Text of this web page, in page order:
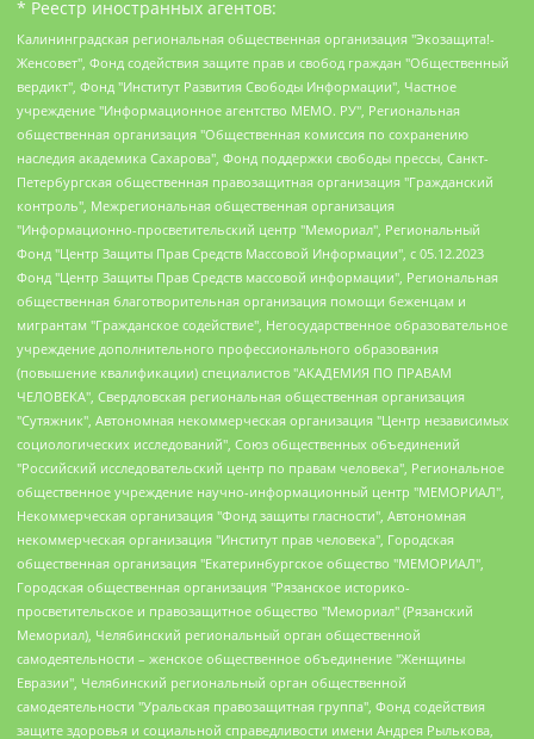
* Реестр иностранных агентов:
Калининградская региональная общественная организация "Экозащита!-Женсовет", Фонд содействия защите прав и свобод граждан "Общественный вердикт", Фонд "Институт Развития Свободы Информации", Частное учреждение "Информационное агентство МЕМО. РУ", Региональная общественная организация "Общественная комиссия по сохранению наследия академика Сахарова", Фонд поддержки свободы прессы, Санкт-Петербургская общественная правозащитная организация "Гражданский контроль", Межрегиональная общественная организация "Информационно-просветительский центр "Мемориал", Региональный Фонд "Центр Защиты Прав Средств Массовой Информации", с 05.12.2023 Фонд "Центр Защиты Прав Средств массовой информации", Региональная общественная благотворительная организация помощи беженцам и мигрантам "Гражданское содействие", Негосударственное образовательное учреждение дополнительного профессионального образования (повышение квалификации) специалистов "АКАДЕМИЯ ПО ПРАВАМ ЧЕЛОВЕКА", Свердловская региональная общественная организация "Сутяжник", Автономная некоммерческая организация "Центр независимых социологических исследований", Союз общественных объединений "Российский исследовательский центр по правам человека", Региональное общественное учреждение научно-информационный центр "МЕМОРИАЛ", Некоммерческая организация "Фонд защиты гласности", Автономная некоммерческая организация "Институт прав человека", Городская общественная организация "Екатеринбургское общество "МЕМОРИАЛ", Городская общественная организация "Рязанское историко-просветительское и правозащитное общество "Мемориал" (Рязанский Мемориал), Челябинский региональный орган общественной самодеятельности – женское общественное объединение "Женщины Евразии", Челябинский региональный орган общественной самодеятельности "Уральская правозащитная группа", Фонд содействия защите здоровья и социальной справедливости имени Андрея Рылькова, Автономная Некоммерческая Организация "Аналитический Центр Юрия Левады", Автономная некоммерческая организация социальной поддержки населения "Проект Апрель", Региональная общественная организация помощи женщинам и детям, находящимся в кризисной ситуации "Информационно-методический центр "Анна", Фонд содействия развитию массовых коммуникаций и правовому просвещению "Так-так-Так", Фонд содействия устойчивому развитию "Серебряная тайга", Свердловский региональный общественный фонд социальных проектов "Новое время", "Idel.Реалии", Кавказ.Реалии, Крым.Реалии, Телеканал Настоящее Время, Татаро-башкирская служба Радио Свобода (Azatliq Radiosi), Радио Свободная Европа/Радио Свобода (PCE/PC), "Сибирь.Реалии", "Фактограф", Благотворительный фонд помощи осужденным и их семьям, Автономная некоммерческая организация "Институт глобализации и социальных движений", Фонд "В защиту прав заключенных", Частное учреждение "Центр поддержки и содействия развитию средств массовой информации", Пензенский региональный общественный благотворительный фонд "Гражданский союз", "Север.Реалии", Некоммерческая организация Фонд "Правовая инициатива", Общество с ограниченной ответственностью "Радио Свободная Европа/Радио Свобода", Чешское информационное агентство "MEDIUM-ORIENT", Красноярская региональная общественная организация "Мы против СПИДа", Камалягин Денис Николаевич, Маркелов Сергей Евгеньевич, Пономарев Лев Александрович, Савицкая Людмила Алексеевна, Автономная некоммерческая организация "Центр по работе с проблемой насилия "НАСИЛИЮ.НЕТ", Межрегиональный профессиональный союз работников здравоохранения "Альянс врачей", Юридическое лицо, зарегистрированное в Латвийской Республике, SIA "Medusa Project" (регистрационный номер 40103797863, дата регистрации 10.06.2014), Некоммерческая организация "Фонд по борьбе с коррупцией", Автономная некоммерческая организация "Институт права и публичной политики", Баданин Роман Сергеевич, Гликин Максим Александрович, Железнова Мария Михайловна, Лукьянова Юлия Сергеевна, Маетная Елизавета Витальевна, Маняхин Петр Борисович, Чуракова Ольга Владимировна, Ярош Юлия Петровна, Юридическое лицо "The Insider SIA", зарегистрированное в Риге, Латвийская Республика (дата регистрации 26.06.2015), являющееся администратором доменного имени интернет-издания "The Insider SIA", https://theins.ru, Постернак Алексей Евгеньевич, Рубин Михаил Аркадьевич, Анин Роман Александрович, Юридическое лицо Istories fonds, зарегистрированное в Латвийской Республике (регистрационный номер 50008295751, дата регистрации 24.02.2020), Великовский Дмитрий Александрович, Долинина Ирина Николаевна, Мароховская Алеся Алексеевна, Шлейнов Роман Юрьевич, Шмагун Олеся Валентиновна, Общество с ограниченной ответственностью "Альтаир 2021", Общество с ограниченной ответственностью "Вега 2021", Общество с ограниченной ответственностью "Главный редактор 2021", Общество с ограниченной ответственностью "Ромашки монолит", Важенков Артем Валерьевич, Ивановская областная общественная организация "Центр гендерных исследований", Гурман Юрий Альбертович, Медиапроект "ОВД-Инфо", Егоров Владимир Владимирович, Жилинский Владимир Александрович, Общество с ограниченной ответственностью "ЗП", Иванова София Юрьевна, Карезина Инна Павловна, Кильтау Екатерина Викторовна, Петров Алексей Викторович, Пискунов Сергей Евгеньевич, Смирнов Сергей Сергеевич, Тихонов Михаил Сергеевич, Общество с ограниченной ответственностью "ЖУРНАЛИСТ-ИНОСТРАННЫЙ АГЕНТ", Арапова Галина Юрьевна, Вольтская Татьяна Анатольевна, Американская компания "Mason G.E.S. Anonymous Foundation" (США), являющаяся владельцем интернет-издания https://mnews.world/, Компания "Stichting Bellingcat", зарегистрированная в Нидерландах (дата регистрации 11.07.2018), Захаров Андрей Вячеславович, Клепиковская Екатерина Дмитриевна, Общество с ограниченной ответственностью "МЕМО", Перл Роман Александрович, Симонов Евгений Алексеевич, Соловьева Елена Анатольевна, Сотников Даниил Владимирович, Сурначева Елизавета Дмитриевна, Автономная некоммерческая организация по защите прав человека и информированию населения "Якутия – Наше Мнение", Общество с ограниченной ответственностью "Москоу диджитал медиа", с 26.01.2023 Общество с ограниченной ответственностью "Чайка Белые сады", Ветошкина Валерия Валерьевна, Заговора Максим Александрович, Межрегиональное общественное движение "Российская ЛГБТ - сеть", Оленичев Максим Владимирович, Павлов Иван Юрьевич, Скворцова Елена Сергеевна, Общество с ограниченной ответственностью "Как бы инагент", Кочетков Игорь Викторович, Общество с ограниченной ответственностью "Честные выборы", Еланчик Олег Александрович, Общество с ограниченной ответственностью "Нобелевский призыв", Гималова Регина Эмилевна, Григорьев Андрей Валерьевич, Григорьева Алина Александровна, Ассоциация по содействию защите прав призывников, альтернативнослужащих и военнослужащих "Правозащитная группа "Гражданин.Армия.Право", Хисамова Регина Фаритовна, Автономная некоммерческая организация по реализации социально-правовых программ "Лилит", Дальневосточное общественное движение "Маяк", Санкт-Петербургская ЛГБТ-инициативная группа "Выход", Инициативная группа ЛГБТ+ "Реверс", Алексеев Андрей Викторович, Бекбулатова Таисия Львовна, Беляев Иван Михайлович, Владыкина Елена Сергеевна, Гельман Марат Александрович, Никульшина Вероника Юрьевна, Толоконникова Надежда Андреевна, Шендерович Виктор Анатольевич, Общество с ограниченной ответственностью "Данное сообщение", Общество с ограниченной ответственностью Издательский дом "Новая глава", Айнбиндер Александра Александровна, Московский комьюнити-центр для ЛГБТ+инициатив, Благотворительный фонд развития филантропии, Deutsche Welle (Германия, Kurt-Schumacher-Strasse 3, 53113 Bonn), Борзунова Мария Михайловна, Воробьев Виктор Викторович, Голубева Анна Львовна, Константинова Алла Михайловна, Малкова Ирина Владимировна, Мурадов Мурад Абдулгалимович, Осетинская Елизавета Николаевна, Понасенков Евгений Николаевич, Ганапольский Матвей Юрьевич, Киселев Евгений Алексеевич, Борухович Ирина Григорьевна, Дремин Иван Тимофеевич, Дубровский Дмитрий Викторович, Красноярская региональная общественная организация поддержки и развития альтернативных образовательных технологий и межкультурных коммуникаций "ИНТЕРРА", Маяковская Екатерина Алексеевна, Фейгин Марк Захарович, Филимонов Андрей Викторович, Дзугкоева Регина Николаевна, Доброхотов Роман Александрович, Дудь Юрий Александрович, Елкин Сергей Владимирович, Кругликов Кирилл Игоревич, Сабунаева Мария Леонидовна, Семенов Алексей Владимирович, Шаинян Карен Багратович, Шульман Екатерина Михайловна, Асафьев Артур Валерьевич, Вахштайн Виктор Семенович, Венедиктов Алексей Алексеевич, Лушникова Екатерина Евгеньевна, Волков Леонид Михайлович, Невзоров Александр Глебович, Пархоменко Сергей Борисович, Сироткин Ярослав Николаевич, Кара-Мурза Владимир Владимирович, Баранова Наталья Владимировна, Гозман Леонид Яковлевич, Кагарлицкий Борис Юльевич, Климарев Михаил Валерьевич, Милов Владимир Станиславович, Автономная некоммерческая организация Краснодарский центр современного искусства "Типография", Моргенштерн Алишер Тагирович, Соболь Любовь Эдуардовна, Общество с ограниченной ответственностью "ЛИЗА НОРМ", Каспаров Гарри Кимович, Ходорковский Михаил Борисович, Общество с ограниченной ответственностью "Апрельские тезисы", Данилович Ирина Брониславовна, Кашин Олег Владимирович, Петров Николай Владимирович, Пивоваров Алексей Владимирович, Соколов Михаил Владимирович, Цветкова Юлия Владимировна, Чичваркин Евгений Александрович, Комитет против пыток/Команда против пыток, Общество с ограниченной ответственностью "Первый научный", Общество с ограниченной ответственностью "Вертолет и ко", Белоцерковская Вероника Борисовна, Кац Максим Евгеньевич, Лазарева Татьяна Юрьевна, Шаведдинов Руслан Табризович, Яшин Илья Валерьевич, Общество с ограниченной ответственностью "Иноагент ААВ", Алешковский Дмитрий Петрович, Альбац Евгения Марковна, Быков Дмитрий Львович, Галямина Юлия Евгеньевна, Лойко Сергей Леонидович, Мартынов Кирилл Константинович, Медведев Сергей Александрович, Крашенинников Федор Геннадиевич, Гордеева Катерина Вл